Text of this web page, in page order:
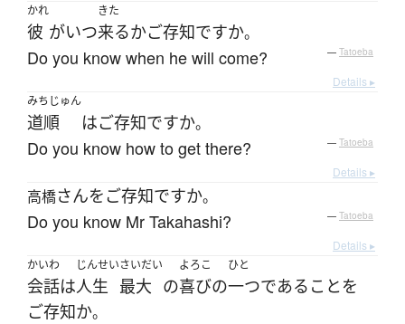
かれ
彼 がいつ
きた
来るかご存知ですか。
Do you know when he will come? — Tatoeba
Details ▸
みちじゅん
道順 はご存知ですか。
Do you know how to get there? — Tatoeba
Details ▸
高橋さんをご存知ですか。
Do you know Mr Takahashi? — Tatoeba
Details ▸
かいわ
会話は
じんせい
人生
さいだい
最大 の
よろこ
喜びの
ひと
一つである ことを
ご存知か。